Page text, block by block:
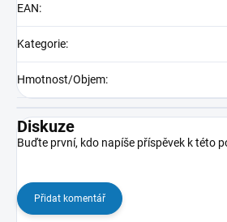
EAN:
Kategorie:
Hmotnost/Objem:
Diskuze
Buďte první, kdo napíše příspěvek k této
Přidat komentář